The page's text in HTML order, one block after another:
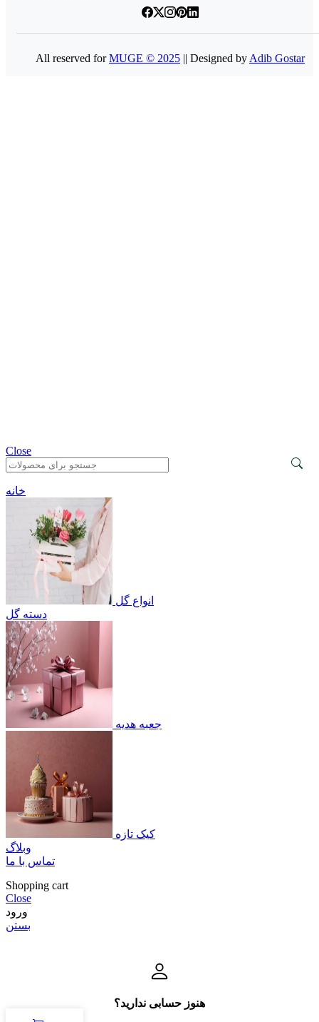
All reserved forMUGE © 2025 || Designed by Adib Gostar
Close
خانه
انواع گل
دسته گل
جعبه هدیه
کیک تازه
وبلاگ
تماس با ما
Shopping cart
Close
ورود
بستن
هنوز حسابی ندارید؟